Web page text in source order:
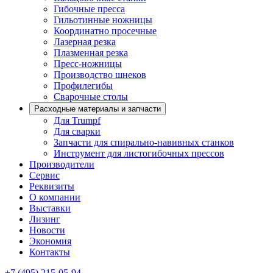
Гибочные пресса
Гильотинные ножницы
Координатно просечные
Лазерная резка
Плазменная резка
Пресс-ножницы
Производство шнеков
Профилегибы
Сварочные столы
Расходные материалы и запчасти
Для Trumpf
Для сварки
Запчасти для спирально-навивных станков
Инструмент для листогибочных прессов
Производители
Сервис
Реквизиты
О компании
Выставки
Лизинг
Новости
Экономия
Контакты